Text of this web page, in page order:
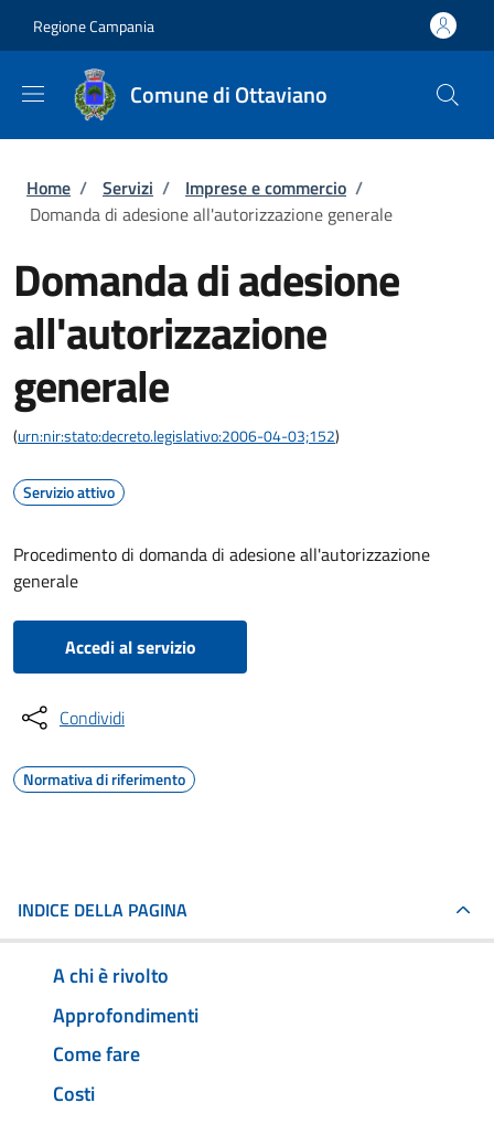
Regione Campania
Comune di Ottaviano
Briciole di pane
Home / Servizi / Imprese e commercio /
Domanda di adesione all'autorizzazione generale
Domanda di adesione
all'autorizzazione
generale
(urn:nir:stato:decreto.legislativo:2006-04-03;152)
Servizio attivo
Procedimento di domanda di adesione all'autorizzazione
generale
Accedi al servizio
Condividi
Normativa di riferimento
INDICE DELLA PAGINA
A chi è rivolto
Approfondimenti
Come fare
Costi